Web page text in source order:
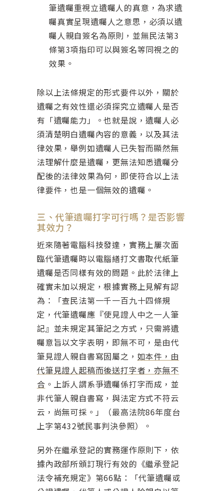
筆遺囑重視立遺囑人的真意，為求遺
囑真實呈現遺囑人之意思，必須以遺
囑人親自簽名為原則，並無民法第3
條第3項指印可以與簽名等同視之的
效果。
除以上法條規定的形式要件以外，關於
遺囑之有效性還必須探究立遺囑人是否
有「遺囑能力」。也就是說，遺囑人必
須清楚明白遺囑內容的意義，以及其法
律效果，舉例如遺囑人已失智而顯然無
法理解什麼是遺囑，更無法知悉遺囑分
配後的法律效果為何，即使符合以上法
律要件，也是一個無效的遺囑。
三、代筆遺囑打字可行嗎？是否影響
其效力？
近來隨著電腦科技發達，實務上屢次面
臨代筆遺囑時以電腦繕打文書取代紙筆
遺囑是否同樣有效的問題。此於法律上
確實未加以規定，根據實務上見解有認
為：「查民法第一千一百九十四條規
定，代筆遺囑應『使見證人中之一人筆
記』並未規定其筆記之方式，只需將遺
囑意旨以文字表明，即無不可，是由代
筆見證人親自書寫固屬之， 如本件，由
代筆見證人起稿而後送打字者，亦無不
合 。上訴人謂系爭遺囑係打字而成，並
非代筆人親自書寫，與法定方式不符云
云，尚無可採。」（最高法院86年度台
上字第432號民事判決參照）。
另外在繼承登記的實務運作原則下，依
據內政部所頒訂現行有效的《繼承登記
法令補充規定》第66點：「代筆遺囑或